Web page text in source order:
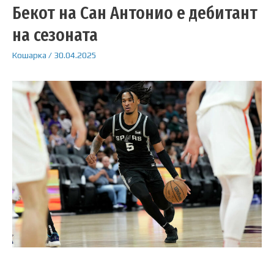
Бекот на Сан Антонио е дебитант
на сезоната
Кошарка / 30.04.2025